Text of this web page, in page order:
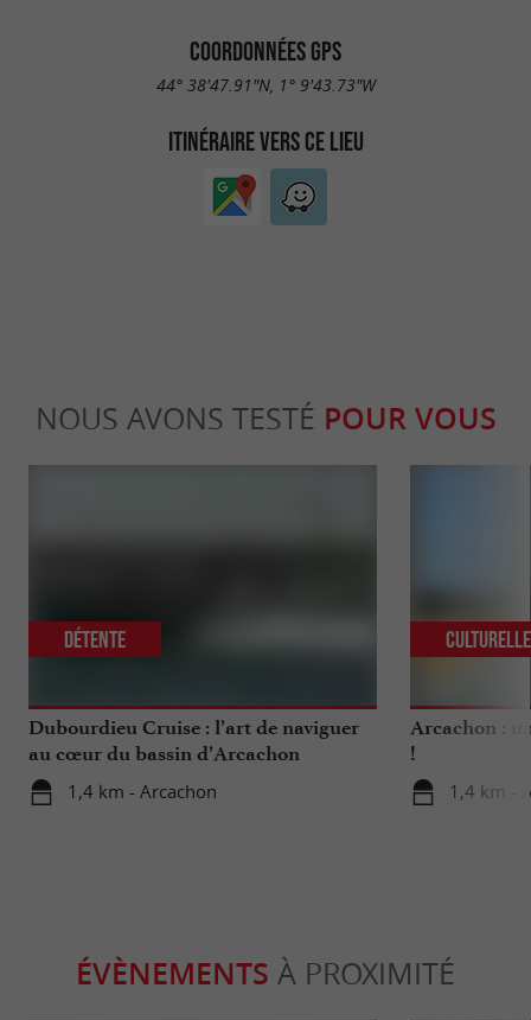
COORDONNÉES GPS
44° 38'47.91"N, 1° 9'43.73"W
ITINÉRAIRE VERS CE LIEU
NOUS AVONS TESTÉ POUR VOUS
Dubourdieu Cruise : l’art de naviguer
au cœur du bassin d’Arcachon
1,4 km - Arcachon
Détente
Arcachon :
!
1,4 km -
Culturelle
ÉVÈNEMENTS À PROXIMITÉ